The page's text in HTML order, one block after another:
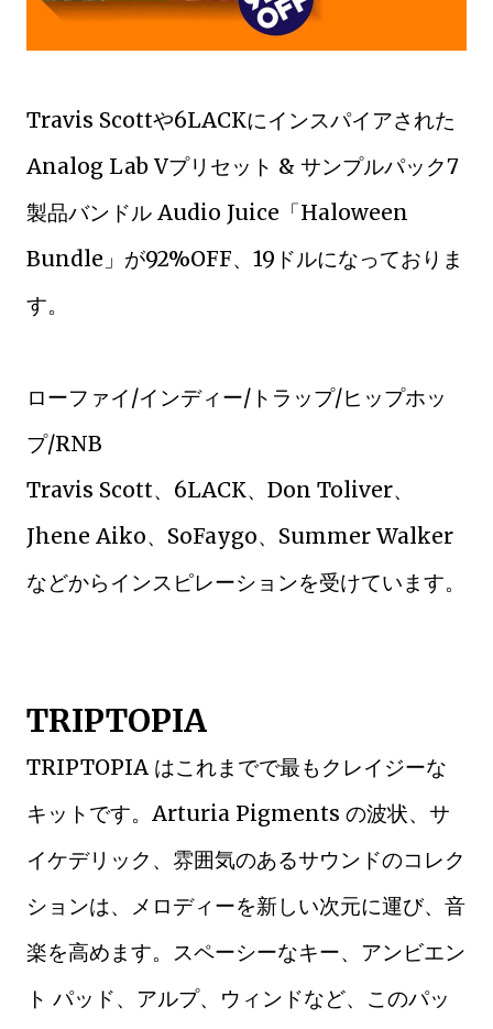
Travis Scottや6LACKにインスパイアされた
Analog Lab Vプリセット & サンプルパック7
製品バンドル Audio Juice「Haloween
Bundle」が92%OFF、19ドルになっておりま
す。
ローファイ/インディー/トラップ/ヒップホッ
プ/RNB
Travis Scott、6LACK、Don Toliver、
Jhene Aiko、SoFaygo、Summer Walker
などからインスピレーションを受けています。
TRIPTOPIA
TRIPTOPIA はこれまでで最もクレイジーな
キットです。Arturia Pigments の波状、サ
イケデリック、雰囲気のあるサウンドのコレク
ションは、メロディーを新しい次元に運び、音
楽を高めます。スペーシーなキー、アンビエン
ト パッド、アルプ、ウィンドなど、このパッ